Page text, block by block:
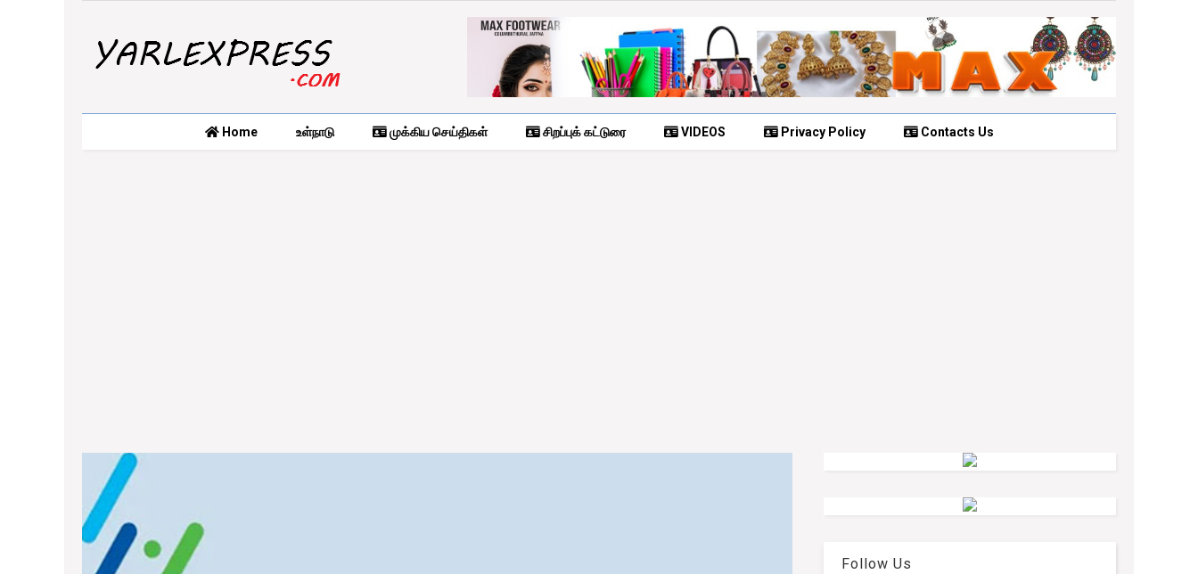
Home உள்நாடு முக்கிய செய்திகள் சிறப்புக் கட்டுரை VIDEOS Privacy Policy Contacts Us
Follow Us